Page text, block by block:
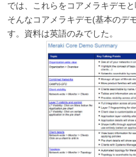
では、これらをコアメラキデモと
そんなコアメラキデモ(基本のデ
す。資料は英語のみでした。